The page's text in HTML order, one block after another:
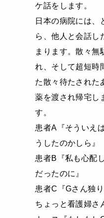
ケ話をします。
日本の病院には、
ら、他人と会話し
まります。散々無
れ、そして超短時
た散々待たされた
薬を渡され帰宅し
す。
患者A『そういえ
うしたのかしら』
患者B『私も心配
だったのに』
患者C『Gさん独
ちょっと看護婦さ